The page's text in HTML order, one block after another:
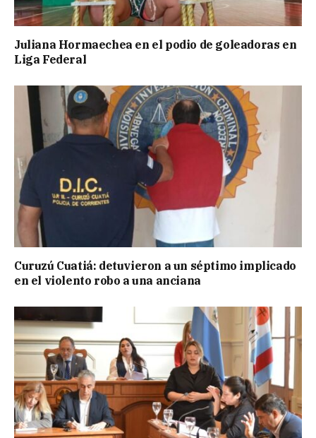
Juliana Hormaechea en el podio de goleadoras en
Liga Federal
Curuzú Cuatiá: detuvieron a un séptimo implicado
en el violento robo a una anciana